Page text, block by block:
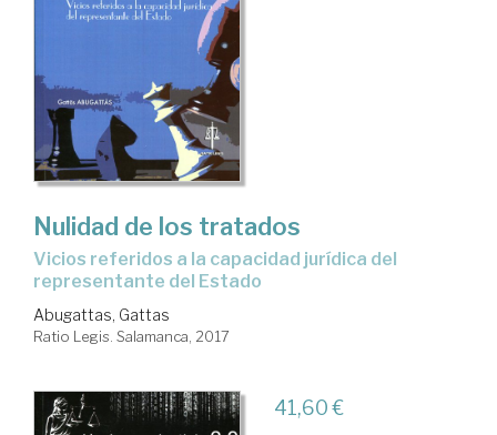
Nulidad de los tratados
vicios referidos a la capacidad jurídica del
representante del Estado
Abugattas, Gattas
Ratio Legis. Salamanca, 2017
41,60 €